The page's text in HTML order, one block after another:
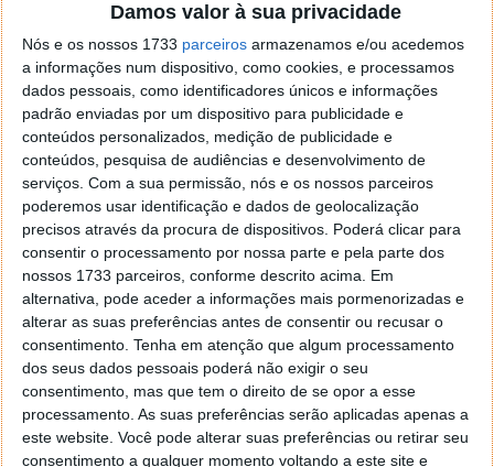
Damos valor à sua privacidade
Nós e os nossos 1733 parceiros armazenamos e/ou acedemos
a informações num dispositivo, como cookies, e processamos
dados pessoais, como identificadores únicos e informações
padrão enviadas por um dispositivo para publicidade e
conteúdos personalizados, medição de publicidade e
conteúdos, pesquisa de audiências e desenvolvimento de
serviços. Com a sua permissão, nós e os nossos parceiros
poderemos usar identificação e dados de geolocalização
precisos através da procura de dispositivos. Poderá clicar para
consentir o processamento por nossa parte e pela parte dos
nossos 1733 parceiros, conforme descrito acima. Em
alternativa, pode aceder a informações mais pormenorizadas e
alterar as suas preferências antes de consentir ou recusar o
consentimento. Tenha em atenção que algum processamento
dos seus dados pessoais poderá não exigir o seu
consentimento, mas que tem o direito de se opor a esse
processamento. As suas preferências serão aplicadas apenas a
este website. Você pode alterar suas preferências ou retirar seu
consentimento a qualquer momento voltando a este site e
o firefox como browser predefenido
Ja percorri o painel
tentei apagar o explorer na tentativa de forçar o uso do
firefox mas em vao. Kaso te lembres de outra dica fico
agradecido, caso contrario obrigado a mesma
Responder
Vítor M.
7 de Novembro de 2005 às 01:39
@Reporter
Desculpa mas o link funciona. Seja como for segue por mail
o MSn Messenger 8.
Responder
Vítor M.
@Rui
Tens de encontrar o que te falei. Faz da seguinte maneira,
janela iniciar e no topo dessa janela com o botão direito do
rato faz propriedades. Depois no separador Menu ‘Iniciar’
clica no botão ‘Personalizar’ aí encontrarás no separador